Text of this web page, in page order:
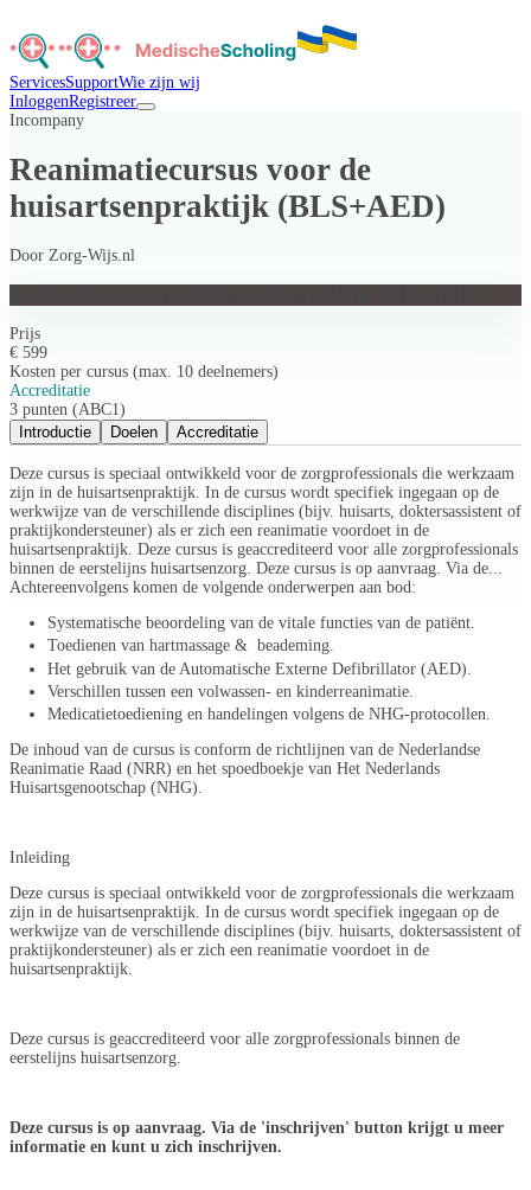
ServicesSupportWie zijn wij
InloggenRegistreer
Incompany
Reanimatiecursus voor de
huisartsenpraktijk (BLS+AED)
Door Zorg-Wijs.nl
Prijs
€ 599
Kosten per cursus (max. 10 deelnemers)
Accreditatie
3 punten (ABC1)
Introductie
Doelen Accreditatie
Deze cursus is speciaal ontwikkeld voor de zorgprofessionals die werkzaam
zijn in de huisartsenpraktijk. In de cursus wordt specifiek ingegaan op de
werkwijze van de verschillende disciplines (bijv. huisarts, doktersassistent of
praktijkondersteuner) als er zich een reanimatie voordoet in de
huisartsenpraktijk. Deze cursus is geaccrediteerd voor alle zorgprofessionals
binnen de eerstelijns huisartsenzorg. Deze cursus is op aanvraag. Via de...
Achtereenvolgens komen de volgende onderwerpen aan bod:
Systematische beoordeling van de vitale functies van de patiënt.
Toedienen van hartmassage & beademing.
Het gebruik van de Automatische Externe Defibrillator (AED).
Verschillen tussen een volwassen- en kinderreanimatie.
Medicatietoediening en handelingen volgens de NHG-protocollen.
De inhoud van de cursus is conform de richtlijnen van de Nederlandse
Reanimatie Raad (NRR) en het spoedboekje van Het Nederlands
Huisartsgenootschap (NHG).
Inleiding
Deze cursus is speciaal ontwikkeld voor de zorgprofessionals die werkzaam
zijn in de huisartsenpraktijk. In de cursus wordt specifiek ingegaan op de
werkwijze van de verschillende disciplines (bijv. huisarts, doktersassistent of
praktijkondersteuner) als er zich een reanimatie voordoet in de
huisartsenpraktijk.
Deze cursus is geaccrediteerd voor alle zorgprofessionals binnen de
eerstelijns huisartsenzorg.
Deze cursus is op aanvraag. Via de 'inschrijven' button krijgt u meer
informatie en kunt u zich inschrijven.